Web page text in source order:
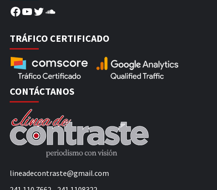
Facebook
YouTube
Twitter
SoundCloud
TRÁFICO CERTIFICADO
CONTÁCTANOS
lineadecontraste@gmail.com